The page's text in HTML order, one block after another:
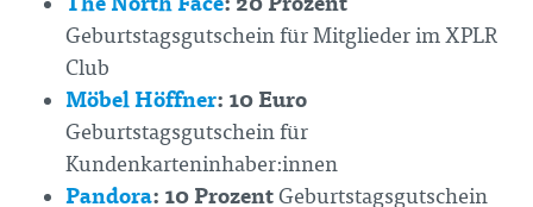
Geburtstagsgutschein für Mitglieder im XPLR
Club
Möbel Höffner: 10 Euro
Geburtstagsgutschein für
Kundenkarteninhaber:innen
Pandora: 10 ProzentGeburtstagsgutschein